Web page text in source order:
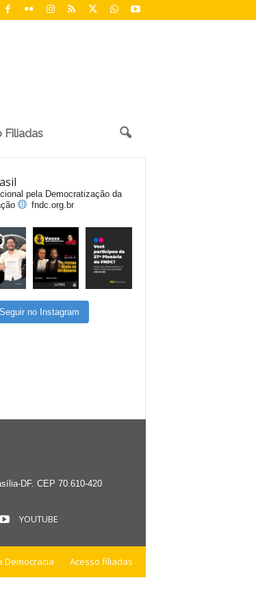
Filiadas
pela Democratização da
fndc.org.br
Seguir no Instagram
DF. CEP 70.610-420
YOUTUBE
Democracia Acesso filiadas